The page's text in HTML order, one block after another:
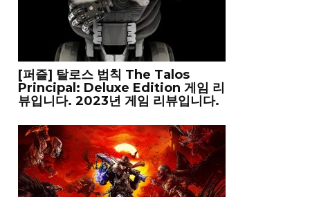
[퍼즐] 탈로스 법칙 The Talos
Principal: Deluxe Edition 게임 리
뷰입니다. 2023년 게임 리뷰입니다.